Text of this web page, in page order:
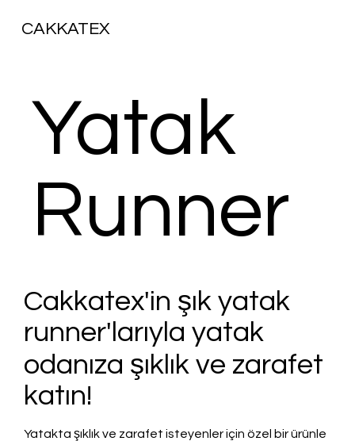
CAKKATEX
Yatak
Runner
Cakkatex'in şık yatak
runner'larıyla yatak
odanıza şıklık ve zarafet
katın!
Yatakta şıklık ve zarafet isteyenler için özel bir ürünle